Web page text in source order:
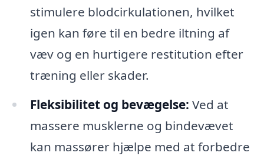
stimulere blodcirkulationen, hvilket
igen kan føre til en bedre iltning af
væv og en hurtigere restitution efter
træning eller skader.
Fleksibilitet og bevægelse: Ved at
massere musklerne og bindevævet
kan massører hjælpe med at forbedre